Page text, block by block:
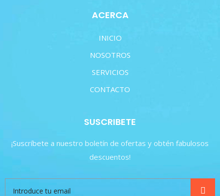
ACERCA
INICIO
NOSOTROS
SERVICIOS
CONTACTO
SUSCRIBETE
¡Suscríbete a nuestro boletín de ofertas y obtén fabulosos
descuentos!